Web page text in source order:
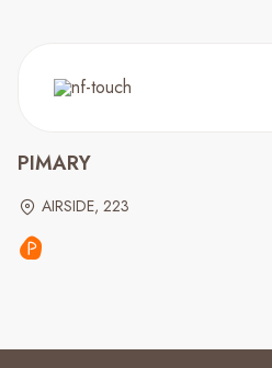
PIMARY
AIRSIDE, 223